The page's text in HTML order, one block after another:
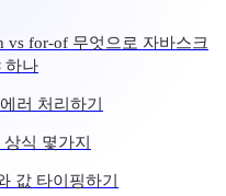
vs for-of 무엇으로 자바스크
하나
러 처리하기
식 몇가지
값 타이핑하기